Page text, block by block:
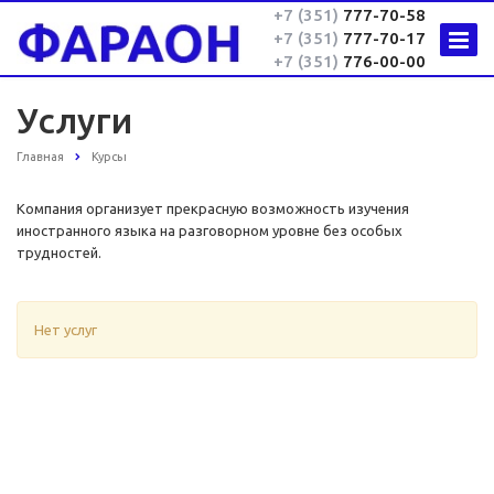
+7 (351) 777-70-58
+7 (351) 777-70-17
+7 (351) 776-00-00
Услуги
Главная Курсы
Компания организует прекрасную возможность изучения
иностранного языка на разговорном уровне без особых
трудностей.
Нет услуг